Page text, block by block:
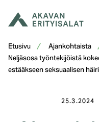
sisältöön
Etusivu Ajankohtaista
Neljäsosa työntekijöistä
estääkseen seksuaalisen
25.3.2024